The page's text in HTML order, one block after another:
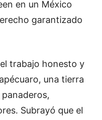
en un México
garantizado
trabajo honesto y
una tierra
Subrayó que el